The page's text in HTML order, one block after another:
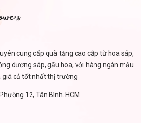
cung cấp quà tặng cao cấp từ hoa sáp,
dương sáp, gấu hoa, với hàng ngàn mẫu
giá cả tốt nhất thị trường
12, Tân Bình, HCM